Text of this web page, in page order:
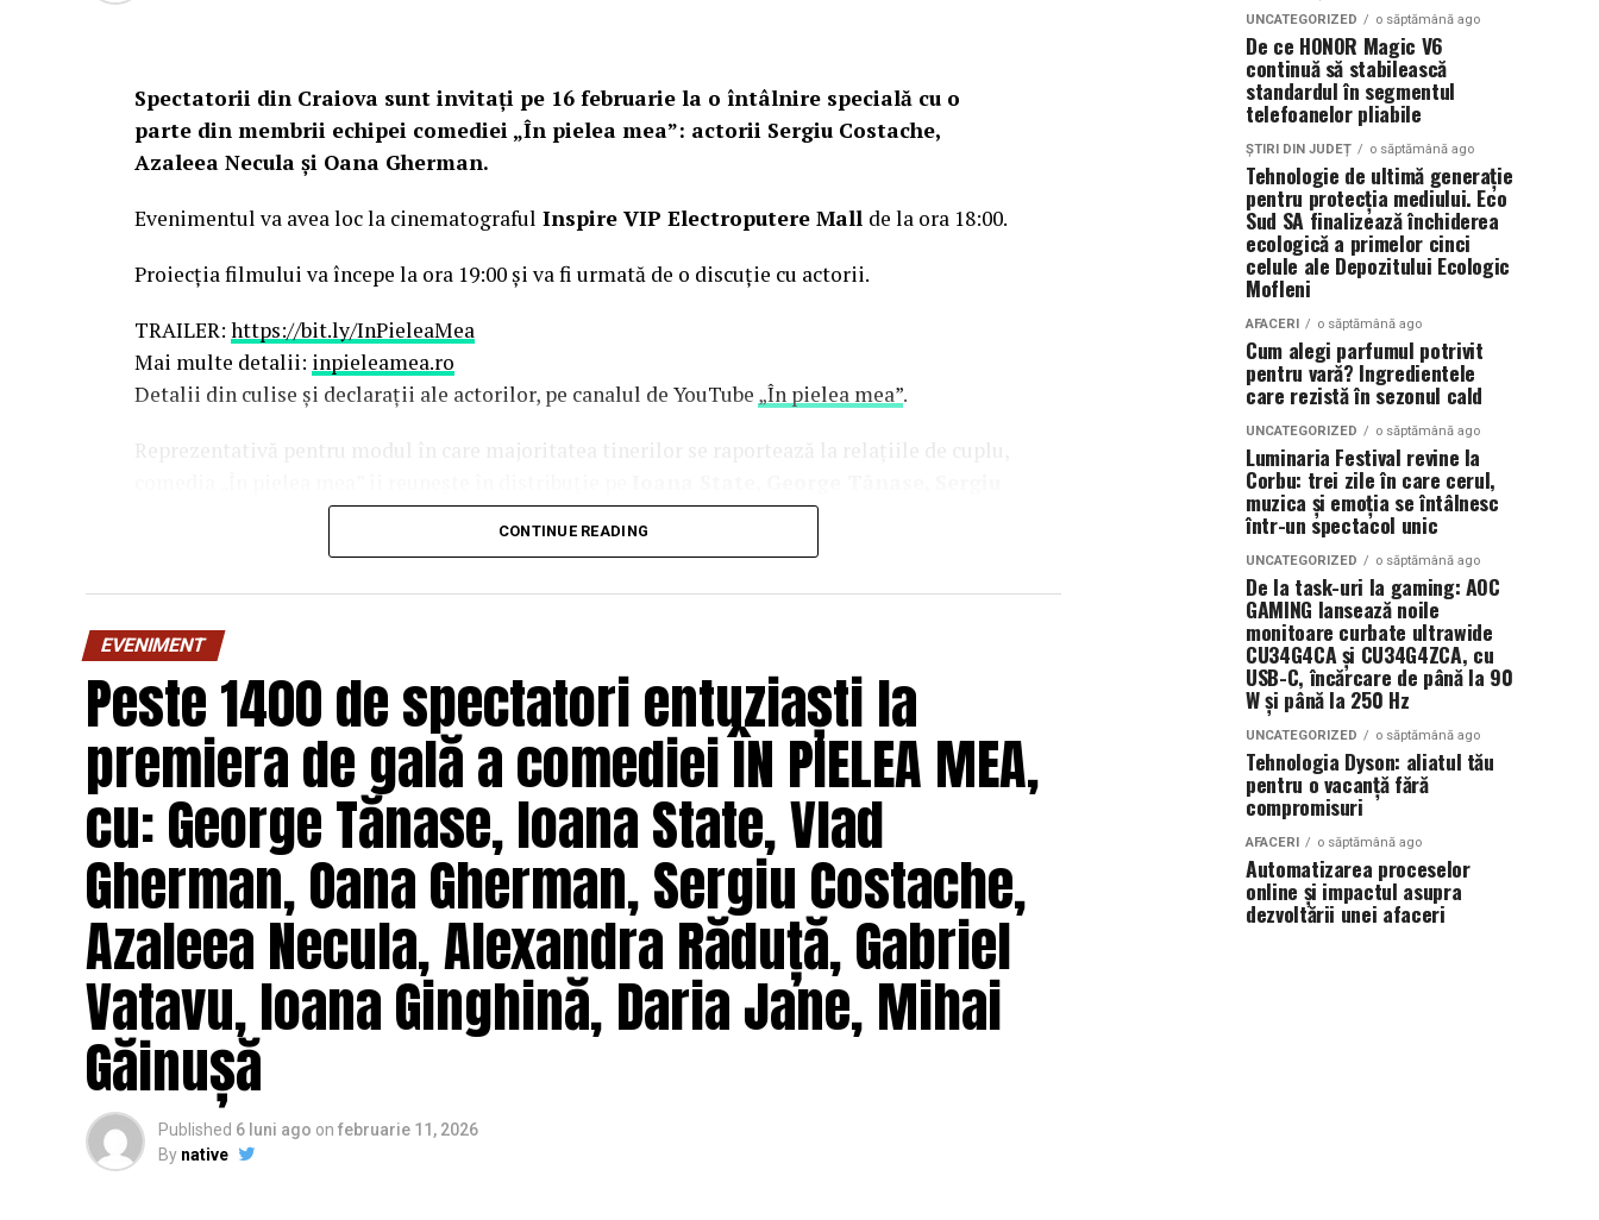
Spectatorii din Craiova sunt invitați pe 16 februarie la o întâlnire specială cu o
parte din membrii echipei comediei „În pielea mea”: actorii Sergiu Costache,
Azaleea Necula și Oana Gherman.
Evenimentul va avea loc la cinematograful Inspire VIP Electroputere Mall de la ora 18:00.
Proiecția filmului va începe la ora 19:00 și va fi urmată de o discuție cu actorii.
TRAILER: https://bit.ly/InPieleaMea
Mai multe detalii: inpieleamea.ro
Detalii din culise și declarații ale actorilor, pe canalul de YouTube „În pielea mea”.
Reprezentativă pentru modul în care majoritatea tinerilor se raportează la relațiile de cuplu,
Costache, Oana Gherman, Vlad Gherman, Azaleea Necula, Alexandra Răduță,
O comedie savuroasă despre un „schimb de roluri” pe care patru cupluri îl acceptă pe durata
unui weekend, ce se dovedește un mod haios prin care protagoniștii reușesc să-și cunoască
mai bine partenerii și să renunțe la orgolii și preconcepții, „
experiență de cinema relaxantă și amuzantă.
Regizorul și scenaristul Paul Decu, absolvent al Facultății de Teatru UNATC
„I.L.Caragiale” și al masteratului în regie de film de la MetFilm School Londra, a colaborat la
realizarea primului său lungmetraj cu o echipă de profesioniști din care fac parte
Pădurețu (imagine), Bogdan Ivanovici (sunet), Anca Miron (scenografie), Francisca
Vass (costume)
O comedie actuală și colorată, filmul „În pielea mea”are premiera națională pe 10
februarie, distribuit de T.R.I.B.E. Films.
Mai multe detalii, imagini de la filmări, fragmente din film și declarații din partea actorilor
sunt disponibile pe paginile social media ale filmului de
„În Pielea Mea”
Producător asociat: MAGNETIC MEDIA PRODUCTIONS; Producător executiv: Adela Mara.
CONTINUE READING
EVENIMENT
Peste 1400 de spectatori entuziaști la
premiera de gală a comediei ÎN PIELEA MEA,
cu: George Tănase, Ioana State, Vlad
Gherman, Oana Gherman, Sergiu Costache,
Azaleea Necula, Alexandra Răduță, Gabriel
Vatavu, Ioana Ginghină, Daria Jane, Mihai
Găinușă
Published 6 luni ago on februarie 11, 2026
By native
UNCATEGORIZED o săptămână ago
De ce HONOR Magic V6
continuă să stabilească
standardul în segmentul
telefoanelor pliabile
ȘTIRI DIN JUDEȚ o săptămână ago
Tehnologie de ultimă generație
pentru protecția mediului. Eco
Sud SA finalizează închiderea
ecologică a primelor cinci
celule ale Depozitului Ecologic
Mofleni
AFACERI o săptămână ago
Cum alegi parfumul potrivit
pentru vară? Ingredientele
care rezistă în sezonul cald
UNCATEGORIZED o săptămână ago
Luminaria Festival revine la
Corbu: trei zile în care cerul,
muzica și emoția se întâlnesc
într-un spectacol unic
UNCATEGORIZED o săptămână ago
De la task-uri la gaming: AOC
GAMING lansează noile
monitoare curbate ultrawide
CU34G4CA și CU34G4ZCA, cu
USB-C, încărcare de până la 90
W și până la 250 Hz
UNCATEGORIZED o săptămână ago
Tehnologia Dyson: aliatul tău
pentru o vacanță fără
compromisuri
AFACERI o săptămână ago
Automatizarea proceselor
online și impactul asupra
dezvoltării unei afaceri